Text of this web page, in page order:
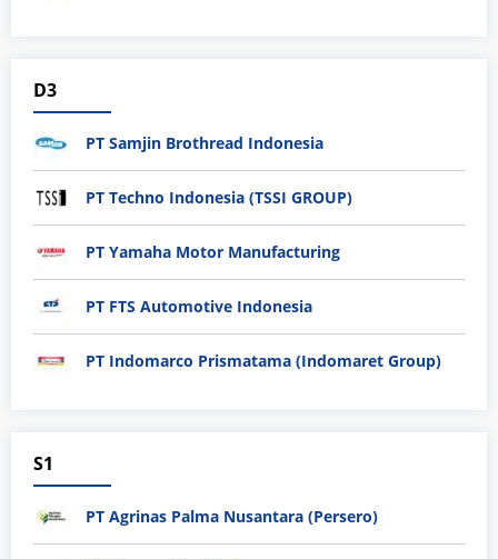
D3
PT Samjin Brothread Indonesia
PT Techno Indonesia (TSSI GROUP)
PT Yamaha Motor Manufacturing
PT FTS Automotive Indonesia
PT Indomarco Prismatama (Indomaret Group)
S1
PT Agrinas Palma Nusantara (Persero)